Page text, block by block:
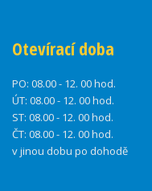
Otevírací doba
PO: 08.00 - 12. 00 hod.
ÚT: 08.00 - 12. 00 hod.
ST: 08.00 - 12. 00 hod.
ČT: 08.00 - 12. 00 hod.
v jinou dobu po dohodě